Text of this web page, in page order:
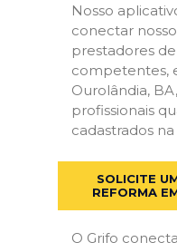
Nosso
conectar
prestadores
competentes,
Ourolândia,
profissionais
cadastrados
SOLICITE
REFORMA
O Grifo